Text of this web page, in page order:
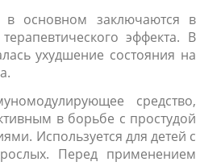
в основном заключаются в
эффекта. В
ухудшение состояния на
средство,
в борьбе с простудой
Используется для детей с
Перед применением